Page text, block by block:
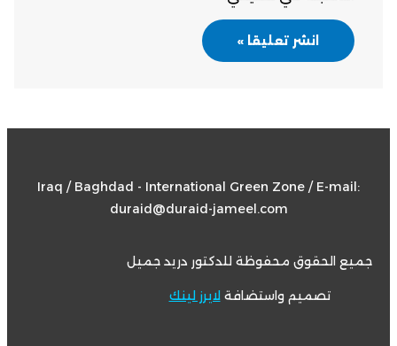
Iraq / Baghdad - International Green Zone / E-mail:
duraid@duraid-jameel.com
الحقوق محفوظة للدكتور دريد جميل
تصميم واستضافة لايرز لينك